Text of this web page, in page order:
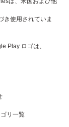
き使用されていま
Play ロゴは、
リ一覧